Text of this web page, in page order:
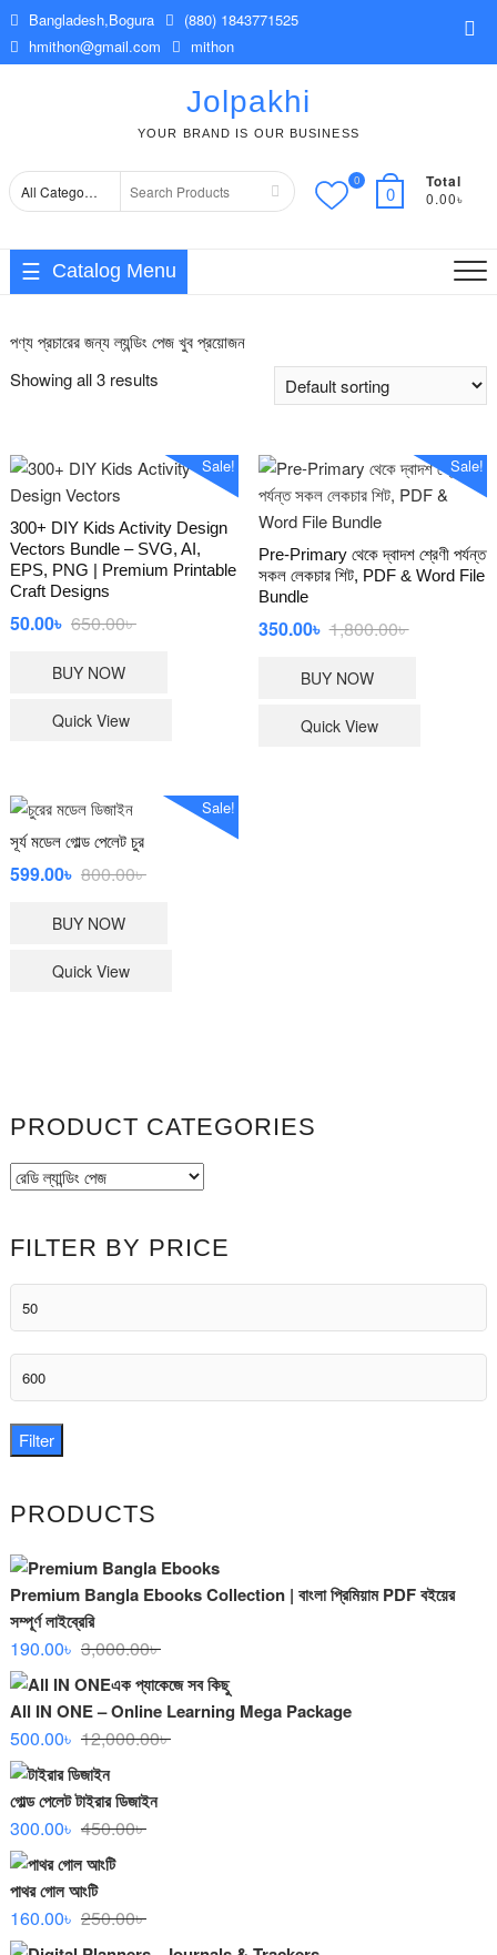
Skip
to
content
Bangladesh,Bogura
(880) 1843771525
hmithon@gmail.com
mithon
Jolpakhi
YOUR BRAND IS OUR BUSINESS
Search
0
0
Total
0.00৳
Catalog Menu
পণ্য প্রচারের জন্য ল্যন্ডিং পেজ খুব প্রয়োজন
Showing all 3 results
Sale!
300+ DIY Kids Activity Design
Vectors Bundle – SVG, AI,
EPS, PNG | Premium Printable
Craft Designs
650.00৳Original
50.00৳
Current
BUY NOW
Quick View
Sale!
Pre-Primary থেকে দ্বাদশ শ্রেণী পর্যন্ত
সকল লেকচার শিট, PDF & Word File
Bundle
1,800.00৳Original
350.00৳
Current
BUY NOW
Quick View
Sale!
সূর্য মডেল গোল্ড পেলেট চুর
800.00৳Original
599.00৳
Current
BUY NOW
Quick View
PRODUCT CATEGORIES
FILTER BY PRICE
Min
price
Max
price
Filter
PRODUCTS
Premium Bangla Ebooks Collection | বাংলা প্রিমিয়াম PDF বইয়ের
সম্পূর্ণ লাইব্রেরি
3,000.00৳Original
was:
3,000.00৳ .
190.00৳
Current
is:
190.00৳ .
All IN ONE – Online Learning Mega Package
12,000.00৳Original
500.00৳
Current
গোল্ড পেলেট টাইরার ডিজাইন
450.00৳Original
300.00৳
Current
পাথর গোল আংটি
250.00৳Original
160.00৳
Current